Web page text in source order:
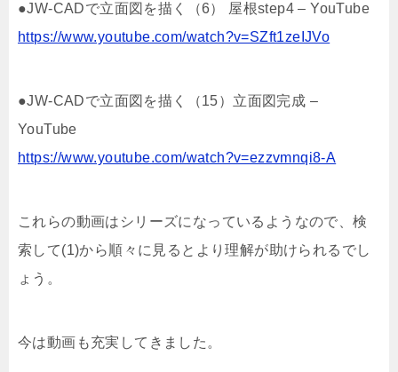
●JW-CADで立面図を描く（6） 屋根step4 – YouTube
https://www.youtube.com/watch?v=SZft1zeIJVo
●JW-CADで立面図を描く（15）立面図完成 –
YouTube
https://www.youtube.com/watch?v=ezzvmnqi8-A
これらの動画はシリーズになっているようなので、検
索して(1)から順々に見るとより理解が助けられるでし
ょう。
今は動画も充実してきました。